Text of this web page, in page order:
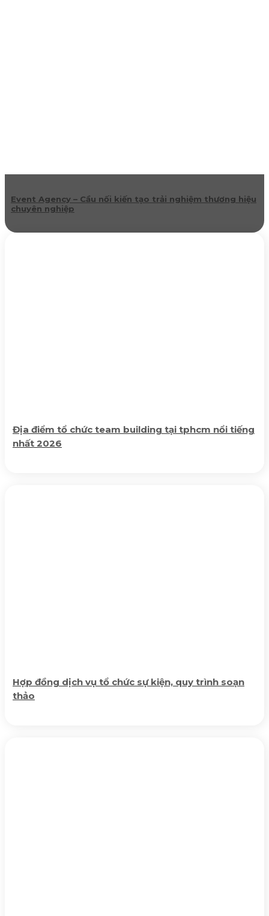
Event Agency – Cầu nối kiến tạo trải nghiệm thương hiệu
chuyên nghiệp
Địa điểm tổ chức team building tại tphcm nổi tiếng
nhất 2026
Hợp đồng dịch vụ tổ chức sự kiện, quy trình soạn
thảo